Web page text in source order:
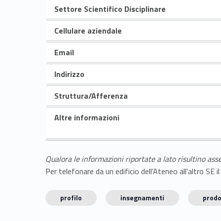
Settore Scientifico Disciplinare
Cellulare aziendale
Email
Indirizzo
Struttura/Afferenza
Altre informazioni
Qualora le informazioni riportate a lato risultino
Per telefonare da un edificio dell'Ateneo all'altro
profilo insegnamenti